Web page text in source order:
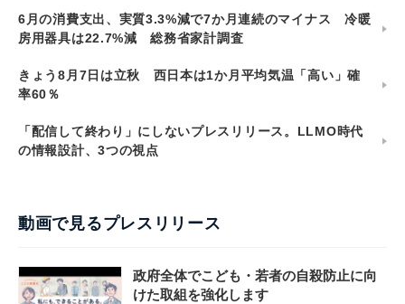
6月の消費支出、実質3.3%減で7か月連続のマイナス 冷暖
房用器具は22.7%減 総務省家計調査
きょう8月7日は立秋 西日本は1か月平均気温「高い」確
率60％
「配信して終わり」にしないプレスリリース。LLMO時代
の情報設計、3つの視点
動画で見るプレスリリース
政府全体でこども・若者の自殺防止に向
けた取組を強化します